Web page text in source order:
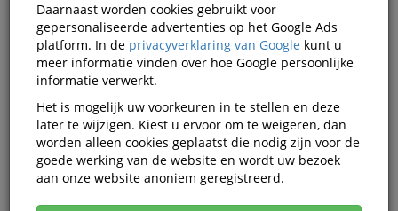
filter
Nieuw
Nieuw in het assortiment
Actief filter: ASTAR
Daarnaast worden cookies gebruikt voor
gepersonaliseerde advertenties op het Google Ads
platform. In de privacyverklaring van Google kunt u
meer informatie vinden over hoe Google persoonlijke
informatie verwerkt.
Het is mogelijk uw voorkeuren in te stellen en deze
later te wijzigen. Kiest u ervoor om te weigeren, dan
worden alleen cookies geplaatst die nodig zijn voor de
goede werking van de website en wordt uw bezoek
aan onze website anoniem geregistreerd.